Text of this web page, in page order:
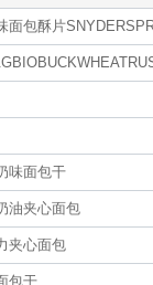
面包酥片
味面包干
油夹心面包
夹心面包
包干